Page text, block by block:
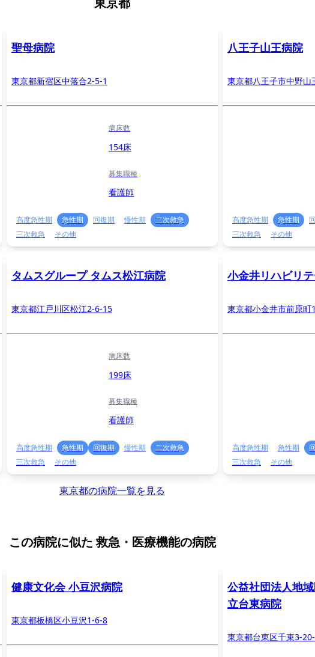
聖母病院
東京都新宿区中落合2-5-1
病床数
154床
募集職種
看護師
高度急性期 急性期 回復期 慢性期
二次救急
三次救急
その他
八王子山王病院
東京都八王子市中野山
高度急性期 急性期
三次救急
その他
タムスグループ タムス松江病院
東京都江戸川区松江2-6-15
病床数
199床
募集職種
看護師
高度急性期 急性期 回復期 慢性期
二次救急
三次救急
その他
小金井リハビリ
東京都小金井市前原町
高度急性期 急性期
三次救急
その他
東京都の病院一覧を見る
この病院に似た 救急・医療機能の病院
健康文化会 小豆沢病院
東京都板橋区小豆沢1-6-8
公益社団法人地
立台東病院
東京都台東区千束3-